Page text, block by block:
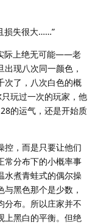
损失很大……”
际上绝无可能——老
现八次同一颜色，
次了，八次白色的概
玩过一次的玩家，他
的运气，还是开始质
控，而是只要让他们
常分布下的小概率事
水煮青蛙式的偶尔操
黑色那个是少数，
分布。所以庄家并不
上黑白的平衡。但绝